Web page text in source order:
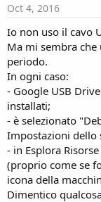
Oct 4, 2016
Io non uso il cavo
Ma mi sembra
periodo.
In ogni caso:
- Google USB
installati;
- è selezionato
Impostazioni dello
- in Esplora
(proprio come se
icona della
Dimentico